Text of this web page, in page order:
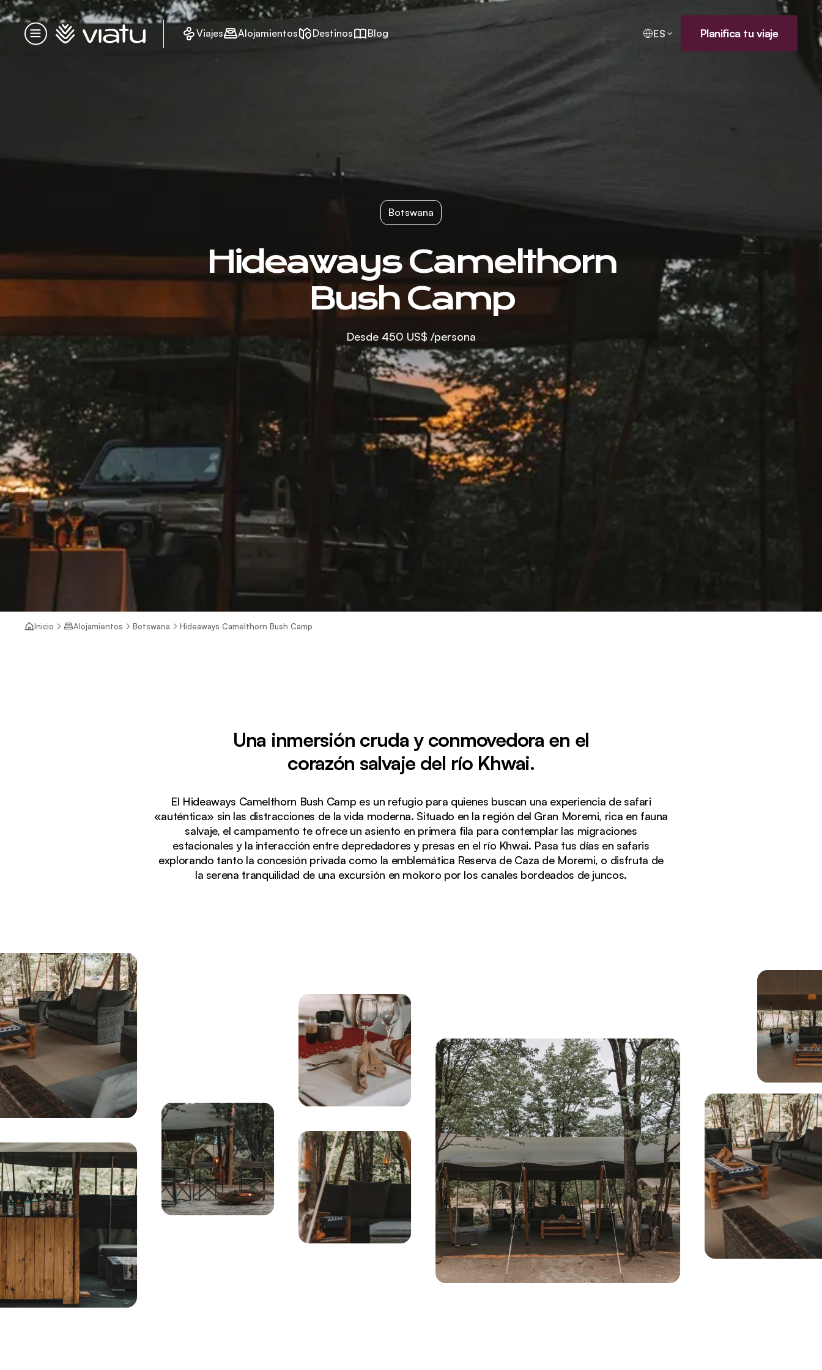
Menú
Página de inicio Viajes Alojamientos Destinos Blog ES Planifica tu viaje
Tienda safari de lujo iluminada al atardecer con la cálida luz de las linternas en el Camelthorn Bush Camp, en Greater Moremi.
Botswana
Hideaways Camelthorn
Bush Camp
Desde 450 US$ /persona
Inicio Alojamientos Botswana Hideaways Camelthorn Bush Camp
Una inmersión cruda y conmovedora en el
corazón salvaje del río Khwai.
El Hideaways Camelthorn Bush Camp es un refugio para quienes buscan una experiencia de safari
«auténtica» sin las distracciones de la vida moderna. Situado en la región del Gran Moremi, rica en fauna
salvaje, el campamento te ofrece un asiento en primera fila para contemplar las migraciones
estacionales y la interacción entre depredadores y presas en el río Khwai. Pasa tus días en safaris
explorando tanto la concesión privada como la emblemática Reserva de Caza de Moremi, o disfruta de
la serena tranquilidad de una excursión en mokoro por los canales bordeados de juncos.